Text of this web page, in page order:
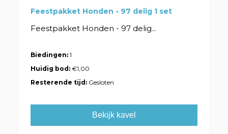
Feestpakket Honden - 97 delig 1 set
Feestpakket Honden - 97 delig...
Biedingen: 1
Huidig bod:€1,00
Resterende tijd: Gesloten
Bekijk kavel